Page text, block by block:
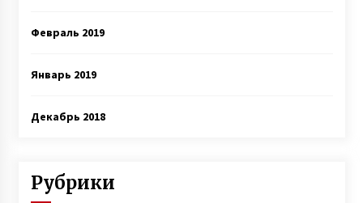
Февраль 2019
Январь 2019
Декабрь 2018
Рубрики